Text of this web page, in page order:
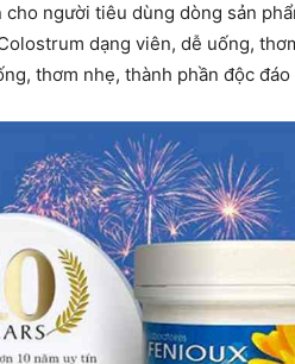
cho người tiêu dùng dòng sản
dạng viên, dễ uống,
thơm nhẹ, thành phần độc